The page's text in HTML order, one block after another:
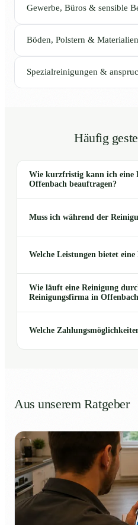
Gewerbe, Büros & sensible
Böden, Polstern & Materialien
Spezialreinigungen &
Häufig
Wie kurzfristig kann ich eine
Offenbach beauftragen?
Muss ich während der
Welche Leistungen bietet
Wie läuft eine Reinigung
Reinigungsfirma in
Welche
Aus unserem Ratgeber